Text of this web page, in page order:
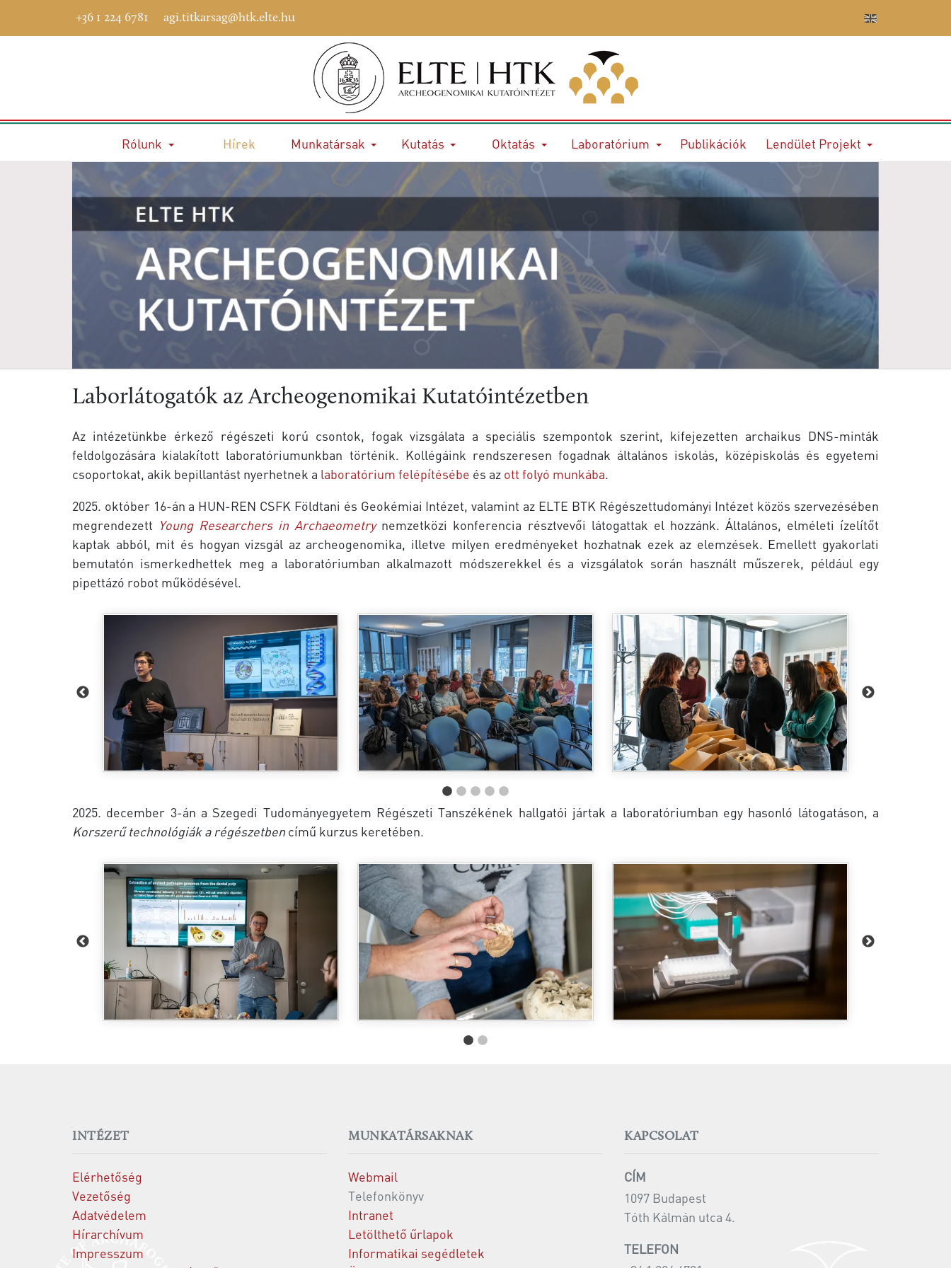
+36 1 224 6781 agi.titkarsag@htk.elte.hu
Rólunk Hírek Munkatársak Kutatás Oktatás Laboratórium Publikációk Lendület Projekt
Laborlátogatók az Archeogenomikai Kutatóintézetben
Az intézetünkbe érkező régészeti korú csontok, fogak vizsgálata a speciális szempontok szerint, kifejezetten archaikus DNS-minták
feldolgozására kialakított laboratóriumunkban történik. Kollégáink rendszeresen fogadnak általános iskolás, középiskolás és egyetemi
csoportokat, akik bepillantást nyerhetnek a laboratórium felépítésébe és az ott folyó munkába.
2025. október 16-án a HUN-REN CSFK Földtani és Geokémiai Intézet, valamint az ELTE BTK Régészettudományi Intézet közös szervezésében
megrendezett Young Researchers in Archaeometrynemzetközi konferencia résztvevői látogattak el hozzánk. Általános, elméleti ízelítőt
kaptak abból, mit és hogyan vizsgál az archeogenomika, illetve milyen eredményeket hozhatnak ezek az elemzések. Emellett gyakorlati
bemutatón ismerkedhettek meg a laboratóriumban alkalmazott módszerekkel és a vizsgálatok során használt műszerek, például egy
pipettázó robot működésével.
2025. december 3-án a Szegedi Tudományegyetem Régészeti Tanszékének hallgatói jártak a laboratóriumban egy hasonló látogatáson, a
Korszerű technológiák a régészetben című kurzus keretében.
INTÉZET
Elérhetőség
Vezetőség
Adatvédelem
Hírarchívum
Impresszum
MUNKATÁRSAKNAK
Webmail
Telefonkönyv
Intranet
Letölthető űrlapok
Informatikai segédletek
KAPCSOLAT
CÍM
1097 Budapest
Tóth Kálmán utca 4.
TELEFON